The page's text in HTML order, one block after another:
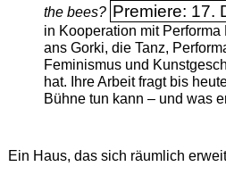
the bees? Premiere: 17.
in Kooperation mit
ans Gorki, die Tanz,
Feminismus und
hat. Ihre Arbeit fragt bis
Bühne tun kann – und was
Ein Haus, das sich räumlich